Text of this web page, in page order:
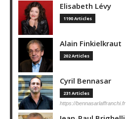
Elisabeth Lévy
1190 Articles
Alain Finkielkraut
202 Articles
Cyril Bennasar
231 Articles
https://bennasarlaffranchi.fr